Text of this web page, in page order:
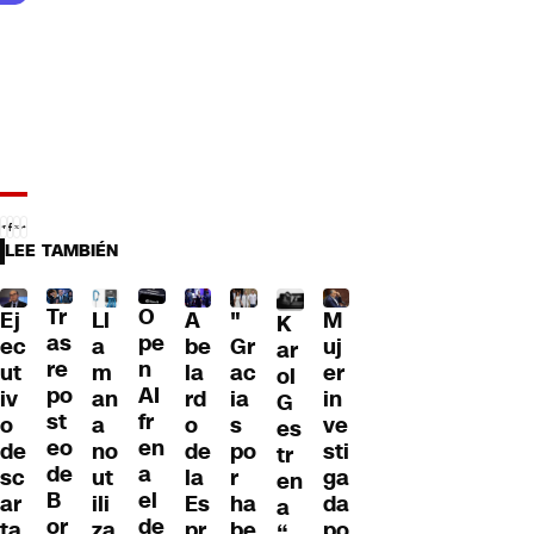
LEE TAMBIÉN
Ej
ec
ut
iv
o
de
sc
ar
Tr
as
re
po
st
eo
de
B
or
Ll
a
m
an
a
no
ut
ili
O
pe
n
AI
fr
en
a
el
de
A
be
la
rd
o
de
la
Es
"
Gr
ac
ia
s
po
r
ha
K
ar
ol
G
es
tr
en
a
M
uj
er
in
ve
sti
ga
da